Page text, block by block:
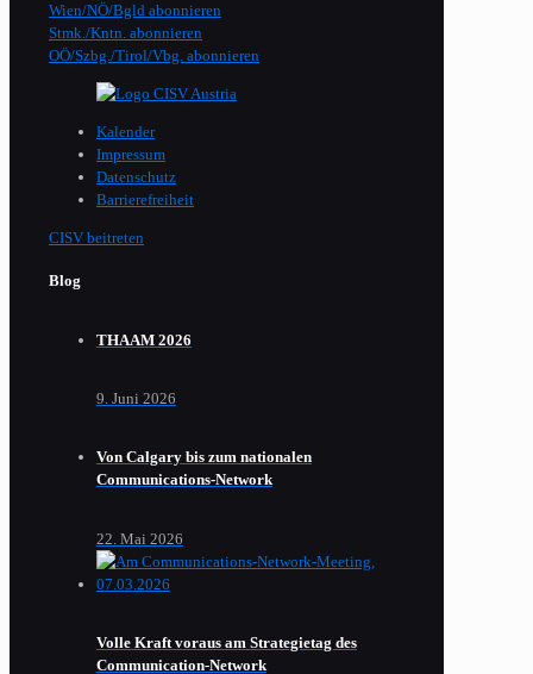
Wien/NÖ/Bgld abonnieren
Stmk./Kntn. abonnieren
OÖ/Szbg./Tirol/Vbg. abonnieren
Kalender
Impressum
Datenschutz
Barrierefreiheit
CISV beitreten
Blog
THAAM 2026
9. Juni 2026
Von Calgary bis zum nationalen
Communications-Network
22. Mai 2026
Volle Kraft voraus am Strategietag des
Communication-Network